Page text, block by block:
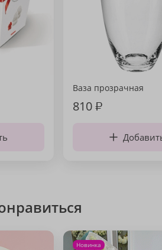
Ваза прозрачная
810₽
Новинка